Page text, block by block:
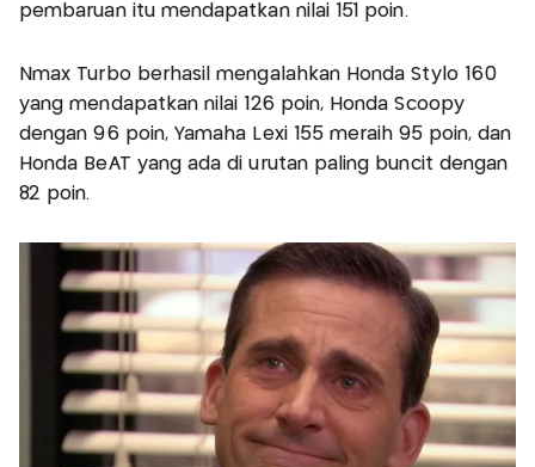
pembaruan itu mendapatkan nilai 151 poin.
Nmax Turbo berhasil mengalahkan Honda Stylo 160
yang mendapatkan nilai 126 poin, Honda Scoopy
dengan 96 poin, Yamaha Lexi 155 meraih 95 poin, dan
Honda BeAT yang ada di urutan paling buncit dengan
82 poin.